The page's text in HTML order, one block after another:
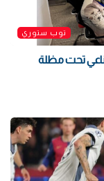
توب ستوري
تحت مظلة